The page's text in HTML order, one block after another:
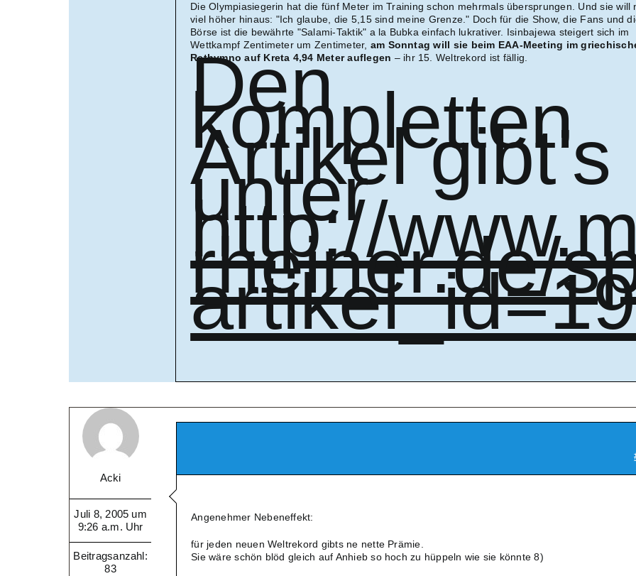
Die Olympiasiegerin hat die fünf Meter im Training schon mehrmals übersprungen. Und sie will
viel höher hinaus: "Ich glaube, die 5,15 sind meine Grenze." Doch für die Show, die Fans und
Börse ist die bewährte "Salami-Taktik" a la Bubka einfach lukrativer. Isinbajewa steigert sich im
Wettkampf Zentimeter um Zentimeter, am Sonntag will sie beim EAA-Meeting im
Rethymno auf Kreta 4,94 Meter auflegen – ihr 15. Weltrekord ist fällig.
Den
kompletten
Artikel gibt’s
unter
http://
rheiner.de/
Acki
Juli 8, 2005 um
9:26 a.m. Uhr
Beitragsanzahl:
83
Angenehmer Nebeneffekt:
für jeden neuen Weltrekord gibts ne nette Prämie.
Sie wäre schön blöd gleich auf Anhieb so hoch zu hüppeln wie sie könnte 8)